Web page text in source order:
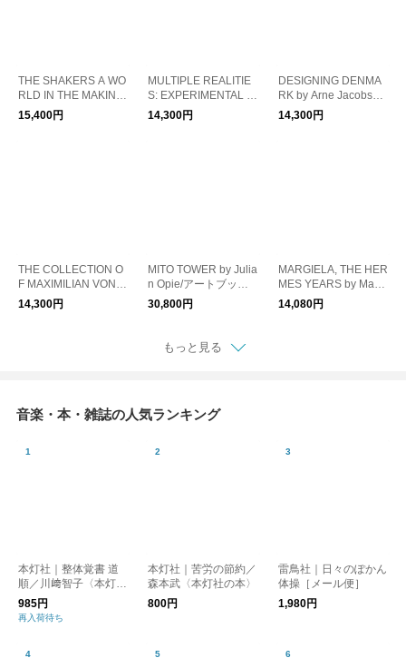
THE SHAKERS A WO
RLD IN THE MAKING/
アートブック
15,400円
MULTIPLE REALITIE
S: EXPERIMENTAL A
RT IN THE EASTERN
BLOC 1960S-1980S/
14,300円
DESIGNING DENMA
RK by Arne Jacobsen/
アルネヤコブセン ア
ートブック 作品集
14,300円
THE COLLECTION O
F MAXIMILIAN VON G
OLDSCHMIDT-ROTH
SCHILD/アートブック
14,300円
MITO TOWER by Julia
n Opie/アートブック
ジュリアン・オピー
30,800円
MARGIELA, THE HER
MES YEARS by Marti
n Margiela/マルタン・
マルジェラ エルメス
14,080円
もっと見る
音楽・本・雑誌の人気ランキング
本灯社｜整体覚書 道
順／川﨑智子〈本灯社
の本〉
985円
再入荷待ち
本灯社｜苦労の節約／
森本武〈本灯社の本〉
800円
雷鳥社｜日々のぽかん
体操［メール便］
1,980円